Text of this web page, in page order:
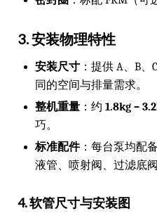
3. 安装物理特性
安装尺寸 ：提供 A、B
同的空间与排量需求。
整机重量 ：约 1.8kg –
巧。
标准配件：每台泵均配
液管、喷射阀、过滤底
4. 软管尺寸与安装图